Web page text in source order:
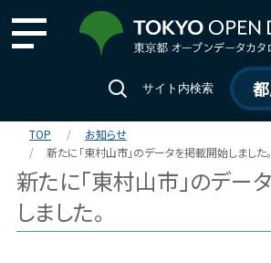
サイト内検索
TOP
お知らせ
新たに「東村山市」のデータを掲載開始しました。
新たに「東村山市」のデー
しました。